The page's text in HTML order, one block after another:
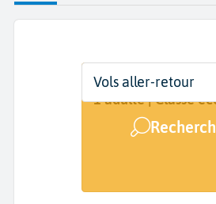
Départ
De...
Dates
Dates de votre
Voyageurs | Classe
1 adulte | Classe
Vols aller-retour